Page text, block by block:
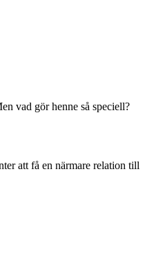
vad gör henne så speciell?
att få en närmare relation till